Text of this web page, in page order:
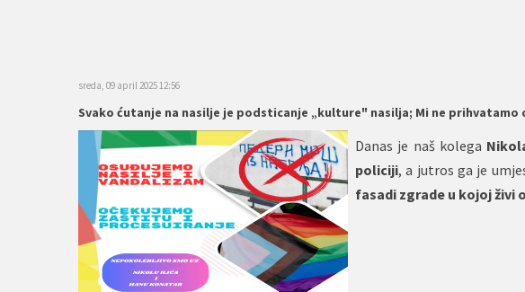
sreda, 09 april 2025 12:56
Svako ćutanje na nasilje je podsticanje „kulture" nasilja; Mi ne
Danas je naš kolega
policiji, a jutros ga je
fasadi zgrade u kojoj živi